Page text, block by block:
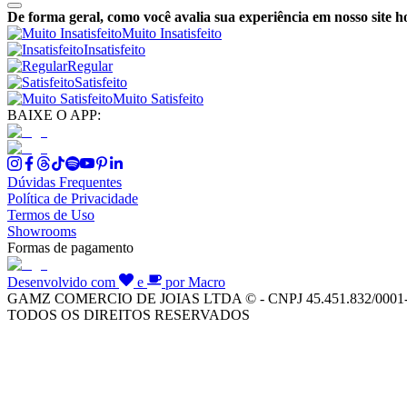
De forma geral, como você avalia sua experiência em nosso site
Muito Insatisfeito
Insatisfeito
Regular
Satisfeito
Muito Satisfeito
BAIXE O APP:
Dúvidas Frequentes
Política de Privacidade
Termos de Uso
Showrooms
Formas de pagamento
Desenvolvido com e
por Macro
GAMZ COMERCIO DE JOIAS LTDA © - CNPJ 45.451.832/
TODOS OS DIREITOS RESERVADOS